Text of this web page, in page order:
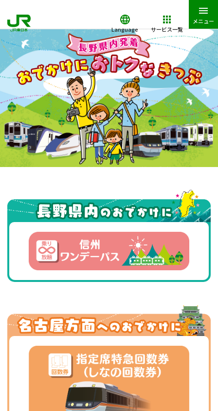
Language サービス一覧
メニュー